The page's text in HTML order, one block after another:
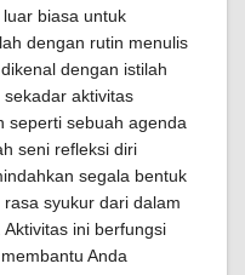
biasa untuk
dengan rutin menulis
dengan istilah
sekadar aktivitas
seperti sebuah agenda
seni refleksi diri
segala bentuk
syukur dari dalam
ini berfungsi
Anda